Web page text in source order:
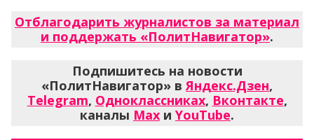
Отблагодарить журналистов за материал
и поддержать «ПолитНавигатор».
Подпишитесь на новости
«ПолитНавигатор» в Яндекс.Дзен,
Telegram, Одноклассниках, Вконтакте,
каналы Max и YouTube.